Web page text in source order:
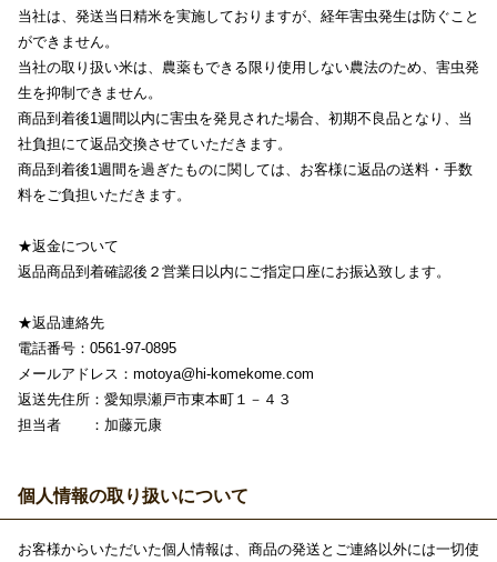
当社は、発送当日精米を実施しておりますが、経年害虫発生は防ぐこと
ができません。
当社の取り扱い米は、農薬もできる限り使用しない農法のため、害虫発
生を抑制できません。
商品到着後1週間以内に害虫を発見された場合、初期不良品となり、当
社負担にて返品交換させていただきます。
商品到着後1週間を過ぎたものに関しては、お客様に返品の送料・手数
料をご負担いただきます。
★返金について
返品商品到着確認後２営業日以内にご指定口座にお振込致します。
★返品連絡先
電話番号：0561-97-0895
メールアドレス：motoya@hi-komekome.com
返送先住所：愛知県瀬戸市東本町１－４３
担当者 ：加藤元康
個人情報の取り扱いについて
お客様からいただいた個人情報は、商品の発送とご連絡以外には一切使